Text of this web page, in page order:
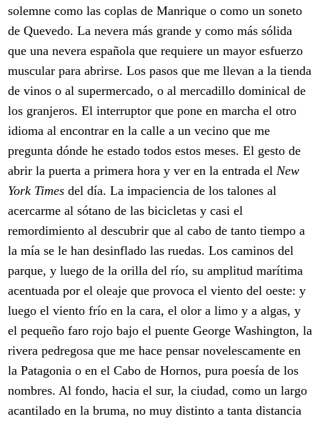
solemne como las coplas de Manrique o como un soneto
de Quevedo. La nevera más grande y como más sólida
que una nevera española que requiere un mayor esfuerzo
muscular para abrirse. Los pasos que me llevan a la tienda
de vinos o al supermercado, o al mercadillo dominical de
los granjeros. El interruptor que pone en marcha el otro
idioma al encontrar en la calle a un vecino que me
pregunta dónde he estado todos estos meses. El gesto de
abrir la puerta a primera hora y ver en la entrada el New
York Times del día. La impaciencia de los talones al
acercarme al sótano de las bicicletas y casi el
remordimiento al descubrir que al cabo de tanto tiempo a
la mía se le han desinflado las ruedas. Los caminos del
parque, y luego de la orilla del río, su amplitud marítima
acentuada por el oleaje que provoca el viento del oeste: y
luego el viento frío en la cara, el olor a limo y a algas, y
el pequeño faro rojo bajo el puente George Washington, la
rivera pedregosa que me hace pensar novelescamente en
la Patagonia o en el Cabo de Hornos, pura poesía de los
nombres. Al fondo, hacia el sur, la ciudad, como un largo
acantilado en la bruma, no muy distinto a tanta distancia